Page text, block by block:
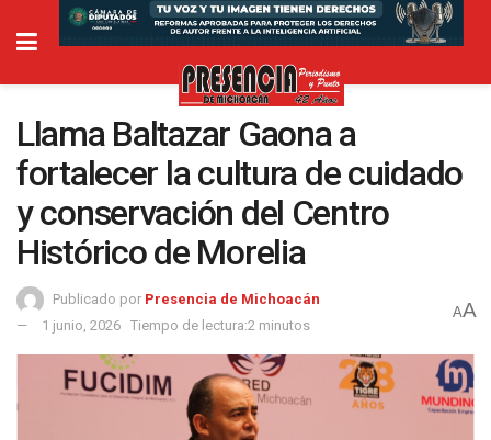
Llama Baltazar Gaona a
fortalecer la cultura de cuidado
y conservación del Centro
Histórico de Morelia
Publicado por Presencia de Michoacán
1 junio, 2026 Tiempo de lectura:2 minutos
AA